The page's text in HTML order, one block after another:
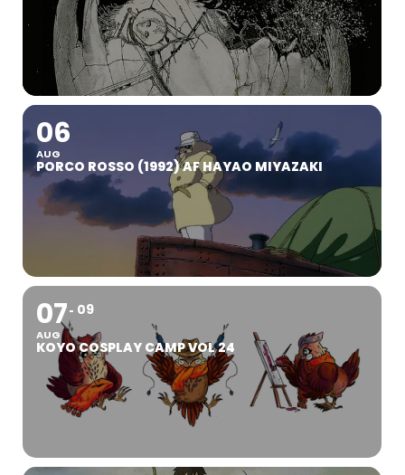
06
AUG
PORCO ROSSO (1992) AF HAYAO MIYAZAKI
07
AUG
09
KOYO COSPLAY CAMP VOL 24